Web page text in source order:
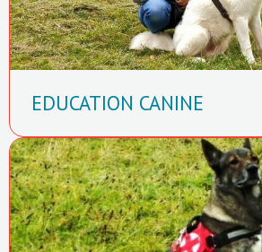
EDUCATION CANINE